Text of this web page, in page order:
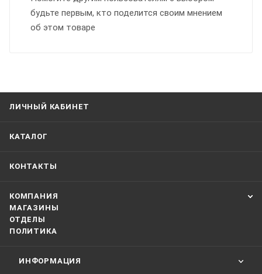
будьте первым, кто поделится своим мнением
об этом товаре
ЛИЧНЫЙ КАБИНЕТ
КАТАЛОГ
КОНТАКТЫ
КОМПАНИЯ
МАГАЗИНЫ
ОТДЕЛЫ
ПОЛИТИКА
ИНФОРМАЦИЯ